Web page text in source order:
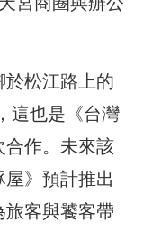
松江路上的
這也是《台灣
合作。未來該
》預計推出
旅客與饕客帶